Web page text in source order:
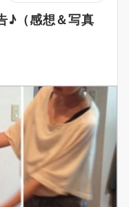
♪（感想＆写真